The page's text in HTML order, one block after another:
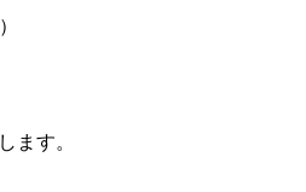
ます。